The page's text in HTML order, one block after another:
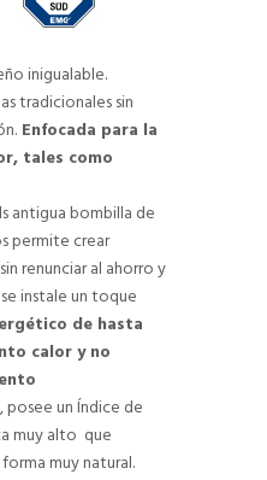
inigualable.
tradicionales sin
Enfocada para la
tales como
antigua bombilla de
permite crear
renunciar al ahorro y
instale un toque
de hasta
calor y no
un Índice de
muy alto que
muy natural.